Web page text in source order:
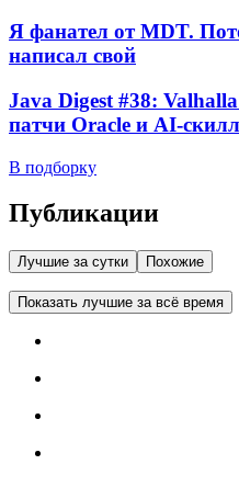
Я фанател от MDT.
написал свой
Java Digest #38:
патчи Oracle и AI-
В подборку
Публикации
Лучшие за сутки Похожие
Показать лучшие за всё время